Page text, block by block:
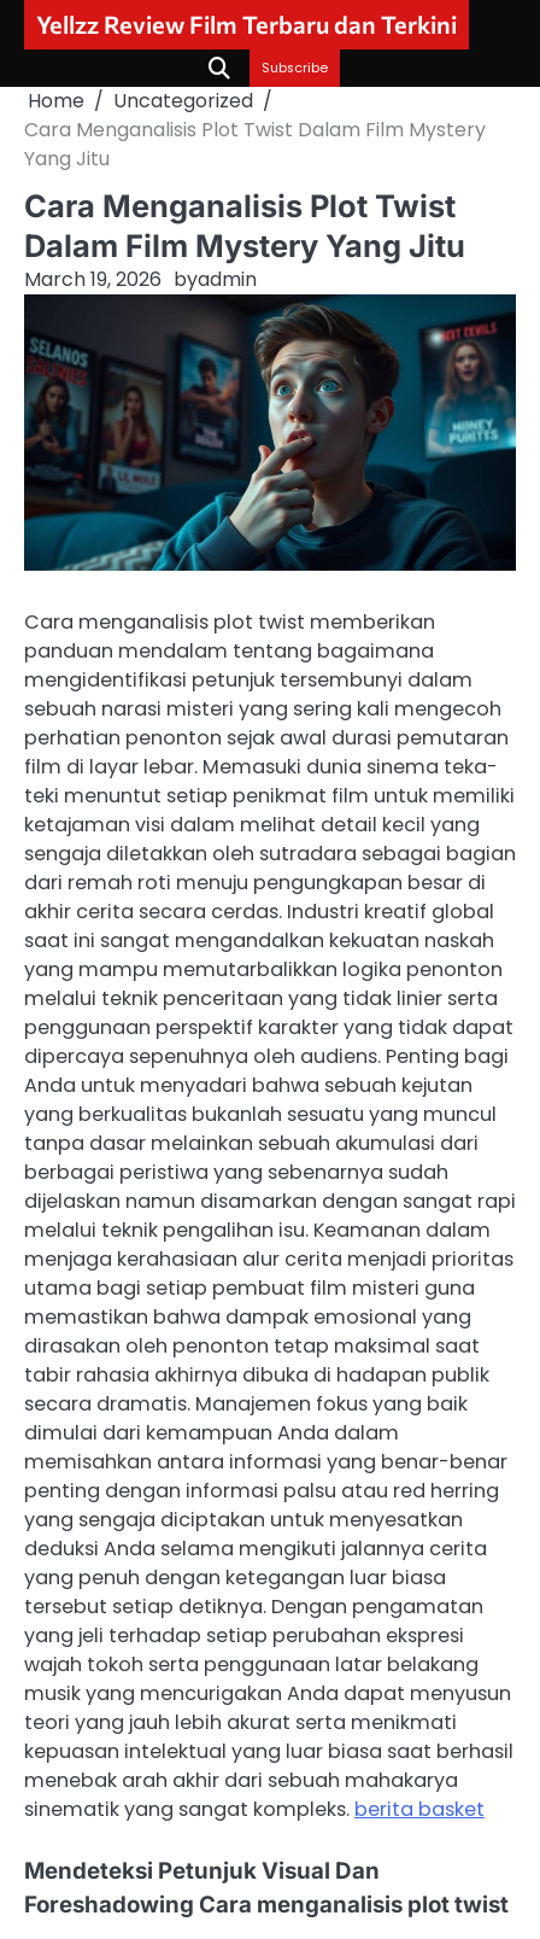
SkipYellzz Review Film Terbaru dan Terkini
Subscribe
Home
Uncategorized
Cara Menganalisis Plot Twist Dalam Film Mystery
Yang Jitu
Cara Menganalisis Plot Twist
Dalam Film Mystery Yang Jitu
March 19, 2026 byadmin
Cara menganalisis plot twist memberikan
panduan mendalam tentang bagaimana
mengidentifikasi petunjuk tersembunyi dalam
sebuah narasi misteri yang sering kali mengecoh
perhatian penonton sejak awal durasi pemutaran
film di layar lebar. Memasuki dunia sinema teka-
teki menuntut setiap penikmat film untuk memiliki
ketajaman visi dalam melihat detail kecil yang
sengaja diletakkan oleh sutradara sebagai bagian
dari remah roti menuju pengungkapan besar di
akhir cerita secara cerdas. Industri kreatif global
saat ini sangat mengandalkan kekuatan naskah
yang mampu memutarbalikkan logika penonton
melalui teknik penceritaan yang tidak linier serta
penggunaan perspektif karakter yang tidak dapat
dipercaya sepenuhnya oleh audiens. Penting bagi
Anda untuk menyadari bahwa sebuah kejutan
yang berkualitas bukanlah sesuatu yang muncul
tanpa dasar melainkan sebuah akumulasi dari
berbagai peristiwa yang sebenarnya sudah
dijelaskan namun disamarkan dengan sangat rapi
melalui teknik pengalihan isu. Keamanan dalam
menjaga kerahasiaan alur cerita menjadi prioritas
utama bagi setiap pembuat film misteri guna
memastikan bahwa dampak emosional yang
dirasakan oleh penonton tetap maksimal saat
tabir rahasia akhirnya dibuka di hadapan publik
secara dramatis. Manajemen fokus yang baik
dimulai dari kemampuan Anda dalam
memisahkan antara informasi yang benar-benar
penting dengan informasi palsu atau red herring
yang sengaja diciptakan untuk menyesatkan
deduksi Anda selama mengikuti jalannya cerita
yang penuh dengan ketegangan luar biasa
tersebut setiap detiknya. Dengan pengamatan
yang jeli terhadap setiap perubahan ekspresi
wajah tokoh serta penggunaan latar belakang
musik yang mencurigakan Anda dapat menyusun
teori yang jauh lebih akurat serta menikmati
kepuasan intelektual yang luar biasa saat berhasil
menebak arah akhir dari sebuah mahakarya
sinematik yang sangat kompleks. berita basket
Mendeteksi Petunjuk Visual Dan
Foreshadowing Cara menganalisis plot twist